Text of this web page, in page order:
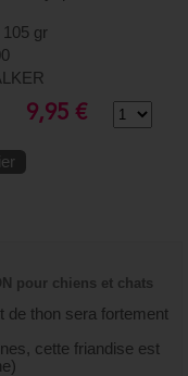
gr
9,95 €
pour chiens et chats
de thon sera fortement
cette friandise est